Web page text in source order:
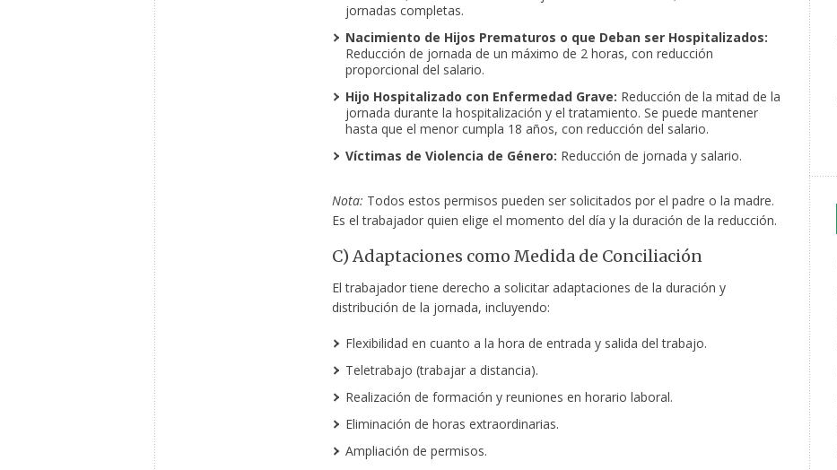
jornadas completas.
Nacimiento de Hijos Prematuros o que Deban ser Hospitalizados:
Reducción de jornada de un máximo de 2 horas, con reducción
proporcional del salario.
Hijo Hospitalizado con Enfermedad Grave: Reducción de la mitad de la
jornada durante la hospitalización y el tratamiento. Se puede mantener
hasta que el menor cumpla 18 años, con reducción del salario.
Víctimas de Violencia de Género: Reducción de jornada y salario.
Nota: Todos estos permisos pueden ser solicitados por el padre o la madre.
Es el trabajador quien elige el momento del día y la duración de la reducción.
C) Adaptaciones como Medida de Conciliación
El trabajador tiene derecho a solicitar adaptaciones de la duración y
distribución de la jornada, incluyendo:
Flexibilidad en cuanto a la hora de entrada y salida del trabajo.
Teletrabajo (trabajar a distancia).
Realización de formación y reuniones en horario laboral.
Eliminación de horas extraordinarias.
Ampliación de permisos.